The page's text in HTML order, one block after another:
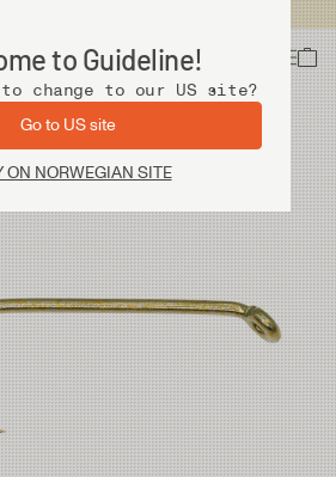
to Guideline!
to change to our US site?
Go to US site
ON NORWEGIAN SITE